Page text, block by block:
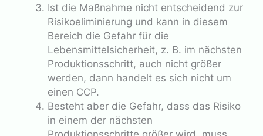
Ist die Maßnahme nicht entscheidend zur
Risikoeliminierung und kann in diesem
Bereich die Gefahr für die
Lebensmittelsicherheit, z. B. im nächsten
Produktionsschritt, auch nicht größer
werden, dann handelt es sich nicht um
einen CCP.
Besteht aber die Gefahr, dass das Risiko
in einem der nächsten